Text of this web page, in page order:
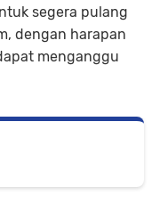
segera pulang
dengan harapan
menganggu